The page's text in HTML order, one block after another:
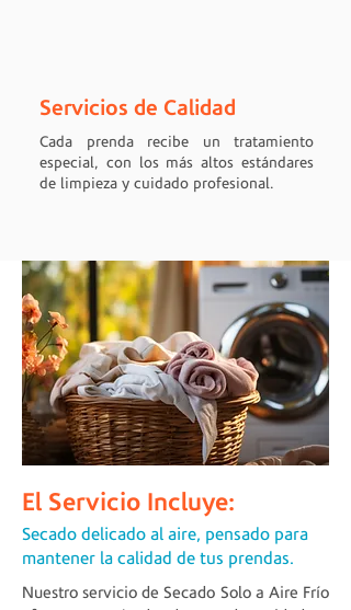
Servicios de Calidad
Cada prenda recibe un tratamiento
especial, con los más altos estándares
de limpieza y cuidado profesional.
El Servicio Incluye:
Secado delicado al aire, pensado para
mantener la calidad de tus prendas.
Nuestro servicio de Secado Solo a Aire Frío